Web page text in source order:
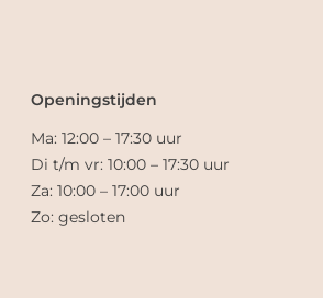
Openingstijden
Ma: 12:00 – 17:30 uur
Di t/m vr: 10:00 – 17:30 uur
Za: 10:00 – 17:00 uur
Zo: gesloten